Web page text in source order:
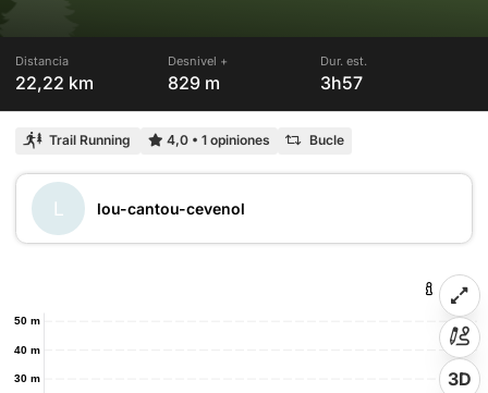
Distancia
22,22 km
Desnivel +
829 m
Dur. est.
3h57
Trail Running 4,0 • 1 opiniones Bucle
L lou-cantou-cevenol
30 m
40 m
50 m
3D